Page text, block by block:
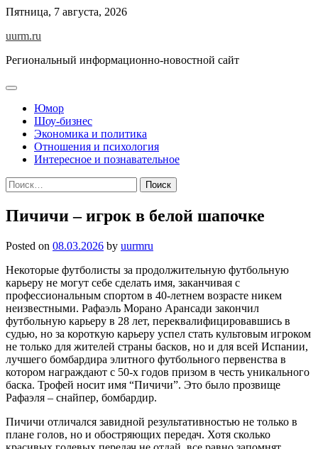
Skip
content
Пятница, 7 августа, 2026
uurm.ru
Региональный информационно-новостной сайт
Юмор
Шоу-бизнес
Экономика и политика
Отношения и психология
Интересное и познавательное
Найти:
Пичичи – игрок в белой шапочке
Posted on 08.03.2026 by uurmru
Некоторые футболисты за продолжительную футбольную
карьеру не могут себе сделать имя, заканчивая с
профессиональным спортом в 40-летнем возрасте никем
неизвестными. Рафаэль Морано Арансади закончил
футбольную карьеру в 28 лет, переквалифицировавшись в
судью, но за короткую карьеру успел стать культовым игроком
не только для жителей страны басков, но и для всей Испании,
лучшего бомбардира элитного футбольного первенства в
котором награждают с 50-х годов призом в честь уникального
баска. Трофей носит имя “Пичичи”. Это было прозвище
Рафаэля – снайпер, бомбардир.
Пичичи отличался завидной результативностью не только в
плане голов, но и обостряющих передач. Хотя сколько